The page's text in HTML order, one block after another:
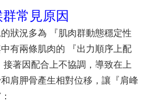
常見原因
狀況多為 『肌肉群動態穩定性
有兩條肌肉的 『出力順序上配
接著因配合上不協調，導致在上
肩胛骨產生相對位移，讓『 肩峰